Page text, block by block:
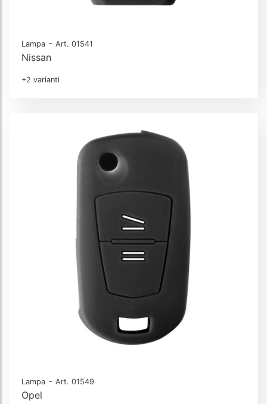
Lampa - Art. 01541
Nissan
+2 varianti
Lampa - Art. 01549
Opel